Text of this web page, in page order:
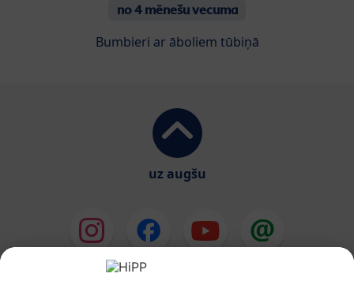
no 4 mēnešu vecuma
Bumbieri ar āboliem tūbiņā
uz augšu